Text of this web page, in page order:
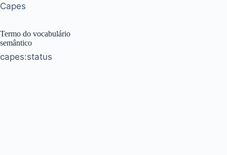
Capes
Termo do vocabulário
semântico
capes:status